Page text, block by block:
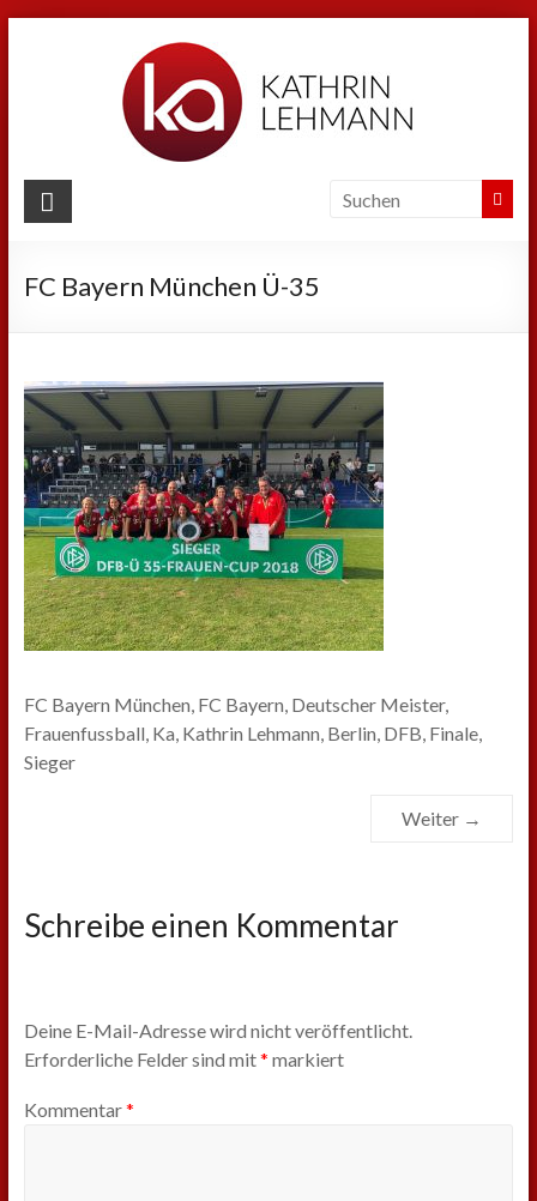
Kathrin
Sport
Privat
FC Bayern München Ü-35
FC Bayern München, FC Bayern, Deutscher Meister,
Frauenfussball, Ka, Kathrin Lehmann, Berlin, DFB, Finale,
Sieger
Weiter →
Schreibe einen Kommentar
Deine E-Mail-Adresse wird nicht veröffentlicht.
Erforderliche Felder sind mit* markiert
Kommentar*